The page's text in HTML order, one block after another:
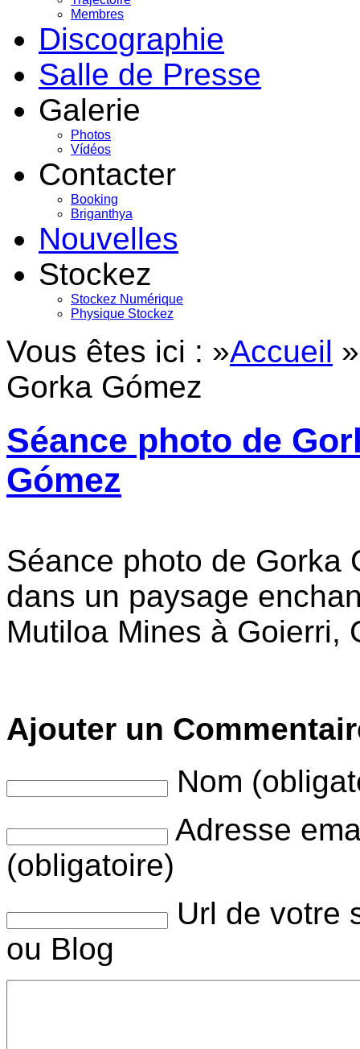
Membres
Discographie
Salle de Presse
Galerie
Photos
Vídéos
Contacter
Booking
Briganthya
Nouvelles
Stockez
Stockez Numérique
Physique Stockez
Vous êtes ici : »Accueil
Gorka Gómez
Séance photo de
Gómez
Séance photo de Gorka
dans un paysage
Mutiloa Mines à Goierri,
Ajouter un
Nom
Adresse
(obligatoire)
Url de votre
ou Blog